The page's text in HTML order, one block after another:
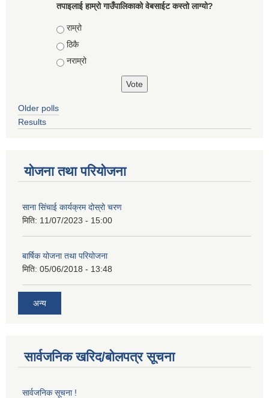
तपाइलाई हाम्रो गाउँपालिकाको वेबसाईट कस्तो लाग्यो?
Choices
राम्रो
ठिकै
नराम्रो
Older polls
Results
योजना तथा परियोजना
साना सिंचाई कार्यक्रम दोस्रो चरण
मिति: 11/07/2023 - 15:00
बार्षिक योजना तथा परियोजना
मिति: 05/06/2018 - 13:48
अन्य
सार्वजनिक खरिद/बोलपत्र सूचना
सार्वजनिक सूचना !